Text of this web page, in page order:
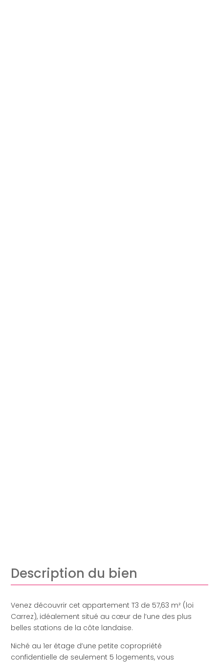
Description du bien
Venez découvrir cet appartement T3 de 57,63 m² (loi
Carrez), idéalement situé au cœur de l’une des plus
belles stations de la côte landaise.
Niché au 1er étage d’une petite copropriété
confidentielle de seulement 5 logements, vous